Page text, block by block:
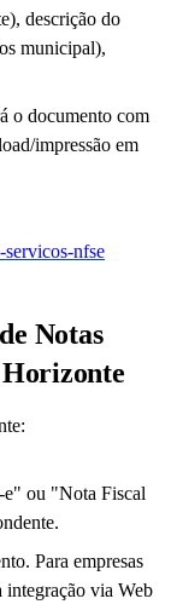
descrição do
municipal),
o documento com
impressão em
nfse
Notas
e" ou "Nota Fiscal
Para empresas
integração via Web